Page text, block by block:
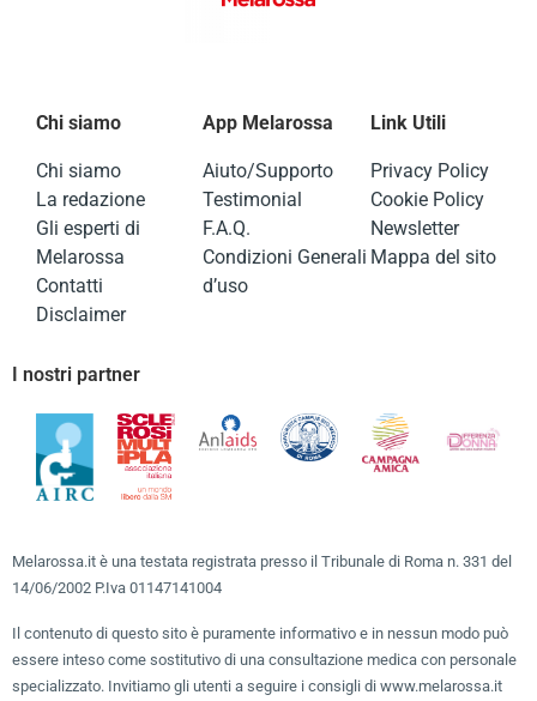
Chi siamo
Chi siamo
La redazione
Gli esperti di
Melarossa
Contatti
Disclaimer
App Melarossa
Aiuto/Supporto
Testimonial
F.A.Q.
Condizioni Generali
d’uso
Link Utili
Privacy Policy
Cookie Policy
Newsletter
Mappa del sito
I nostri partner
Melarossa.it è una testata registrata presso il Tribunale di Roma n. 331 del
14/06/2002 P.Iva 01147141004
Il contenuto di questo sito è puramente informativo e in nessun modo può
essere inteso come sostitutivo di una consultazione medica con personale
specializzato. Invitiamo gli utenti a seguire i consigli di www.melarossa.it